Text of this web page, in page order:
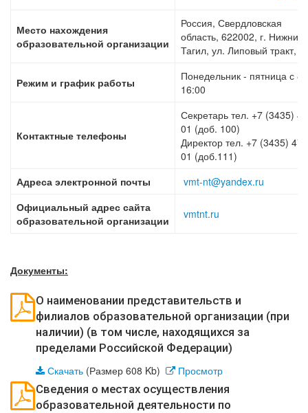
Место нахождения
образовательной организации
Россия, Свердловская
область, 622002, г. Нижний
Тагил, ул. Липовый тракт,
Режим и график работы
Понедельник - пятница с
16:00
Контактные телефоны
Секретарь тел. +7 (3435)
01 (доб. 100)
Директор тел. +7 (3435)
01 (доб.111)
Адреса электронной почты
vmt-nt@yandex.ru
Официальный адрес сайта
образовательной организации vmtnt.ru
Документы:
О наименовании представительств и
филиалов образовательной организации (при
наличии) (в том числе, находящихся за
пределами Российской Федерации)
Скачать (Размер 608 Kb)
Просмотр
Сведения о местах осуществления
образовательной деятельности по